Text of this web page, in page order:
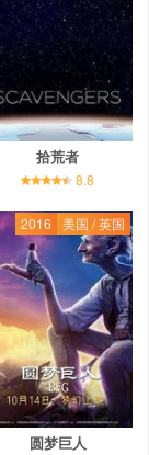
拾荒者
8.8
2016 美国 / 英国
圆梦巨人